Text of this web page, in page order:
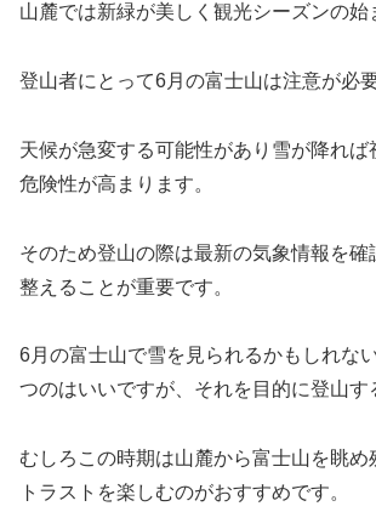
山麓では新緑が美しく観光シーズンの始
登山者にとって6月の富士山は注意が必要
天候が急変する可能性があり雪が降れば
危険性が高まります。
そのため登山の際は最新の気象情報を確
整えることが重要です。
6月の富士山で雪を見られるかもしれな
つのはいいですが、それを目的に登山す
むしろこの時期は山麓から富士山を眺め
トラストを楽しむのがおすすめです。